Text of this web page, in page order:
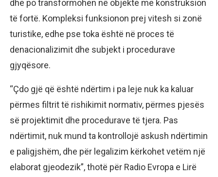
dhe po transformohen në objekte me konstruksion
të fortë. Kompleksi funksionon prej vitesh si zonë
turistike, edhe pse toka është në proces të
denacionalizimit dhe subjekt i procedurave
gjyqësore.
“Çdo gjë që është ndërtim i pa leje nuk ka kaluar
përmes filtrit të rishikimit normativ, përmes pjesës
së projektimit dhe procedurave të tjera. Pas
ndërtimit, nuk mund ta kontrollojë askush ndërtimin
e paligjshëm, dhe për legalizim kërkohet vetëm një
elaborat gjeodezik”, thotë për Radio Evropa e Lirë